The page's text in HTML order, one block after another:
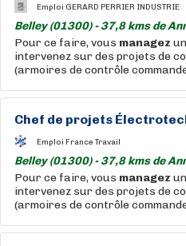
Emploi GERARD PERRIER INDUSTRIE
Belley (01300) - 37,8 kms de
Pour ce faire, vous managez
intervenez sur des projets de
(armoires de contrôle
Chef de projets
Emploi France Travail
Belley (01300) - 37,8 kms de
Pour ce faire, vous managez
intervenez sur des projets de
(armoires de contrôle